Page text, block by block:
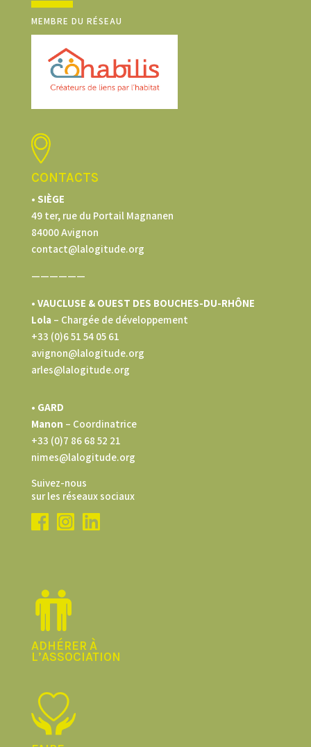
MEMBRE DU RÉSEAU
CONTACTS
• SIÈGE
49 ter, rue du Portail Magnanen
84000 Avignon
contact@lalogitude.org
——————
• VAUCLUSE & OUEST DES BOUCHES-DU-RHÔNE
Lola – Chargée de développement
+33 (0)6 51 54 05 61
avignon@lalogitude.org
arles@lalogitude.org
• GARD
Manon – Coordinatrice
+33 (0)7 86 68 52 21
nimes@lalogitude.org
Suivez-nous
sur les réseaux sociaux
ADHÉRER À
L’ASSOCIATION